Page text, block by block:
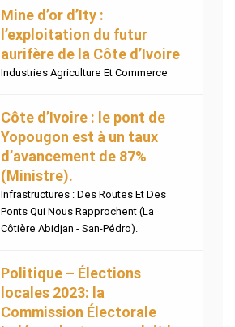
Mine d’or d’Ity :
l’exploitation du futur
aurifère de la Côte d’Ivoire
Industries Agriculture Et Commerce
Côte d’Ivoire : le pont de
Yopougon est à un taux
d’avancement de 87%
(Ministre).
Infrastructures : Des Routes Et Des
Ponts Qui Nous Rapprochent (La
Côtière Abidjan - San-Pédro).
Politique – Élections
locales 2023: la
Commission Électorale